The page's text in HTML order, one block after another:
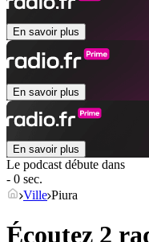
En savoir plus
En savoir plus
En savoir plus
Le podcast débute dans
- 0 sec.
Ville Piura
Écoutez 2